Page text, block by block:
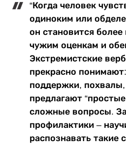
“Когда человек
одиноким или
он становится
чужим оценкам и
Экстремистские
прекрасно
поддержки,
предлагают
сложные вопросы.
профилактики –
распознавать такие